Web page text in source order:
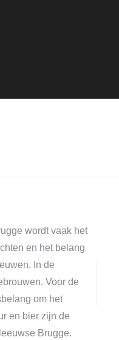
wordt vaak het
en het belang
In de
Voor de
om het
en bier zijn de
Brugge.